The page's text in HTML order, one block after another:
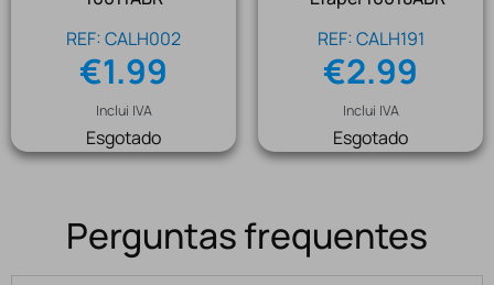
REF: CALH002
€1.99
Inclui IVA
Esgotado
REF: CALH191
€2.99
Inclui IVA
Esgotado
Perguntas frequentes